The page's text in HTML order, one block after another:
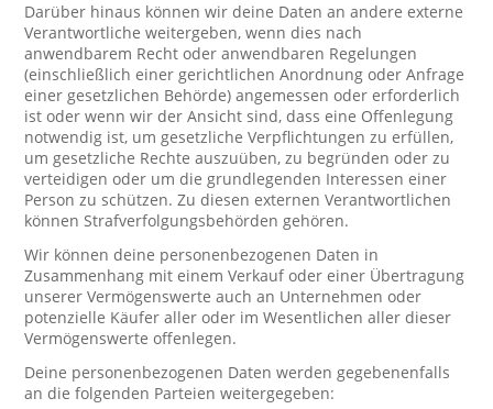
Darüber hinaus können wir deine Daten an andere externe
Verantwortliche weitergeben, wenn dies nach
anwendbarem Recht oder anwendbaren Regelungen
(einschließlich einer gerichtlichen Anordnung oder Anfrage
einer gesetzlichen Behörde) angemessen oder erforderlich
ist oder wenn wir der Ansicht sind, dass eine Offenlegung
notwendig ist, um gesetzliche Verpflichtungen zu erfüllen,
um gesetzliche Rechte auszuüben, zu begründen oder zu
verteidigen oder um die grundlegenden Interessen einer
Person zu schützen. Zu diesen externen Verantwortlichen
können Strafverfolgungsbehörden gehören.
Wir können deine personenbezogenen Daten in
Zusammenhang mit einem Verkauf oder einer Übertragung
unserer Vermögenswerte auch an Unternehmen oder
potenzielle Käufer aller oder im Wesentlichen aller dieser
Vermögenswerte offenlegen.
Deine personenbezogenen Daten werden gegebenenfalls
an die folgenden Parteien weitergegeben: